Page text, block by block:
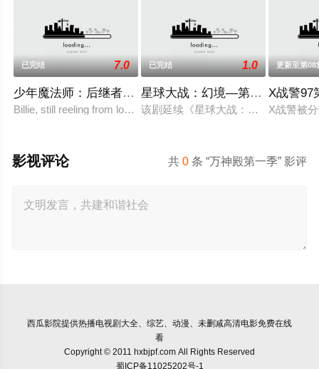
已完结 7.0
少年魔法师：后继者第三季
Billie, still reeling from losing Alex at the end
已完结 1.0
星球大战：幻境—第九个绝地武
该剧延续《星球大战：幻境》的世界
更新至第08
X战警97
X战警被
共0 条 “万神殿第一季” 影评
影视评论
西瓜影院提供热播电视剧大全、综艺、动漫、未删减高清电影免费在线
看
Copyright © 2011 hxbjpf.com All Rights Reserved
蜀ICP备11025202号-1